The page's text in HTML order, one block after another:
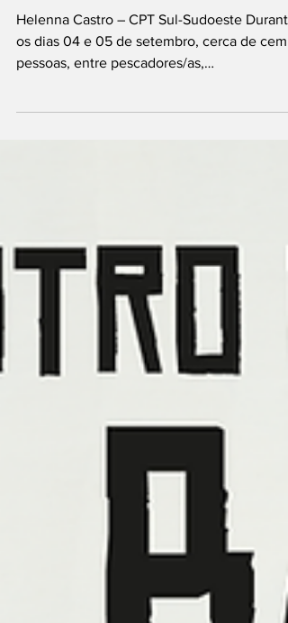
Helenna Castro – CPT Sul-Sudoeste Durante
os dias 04 e 05 de setembro, cerca de cem
marisqueiros/as,...